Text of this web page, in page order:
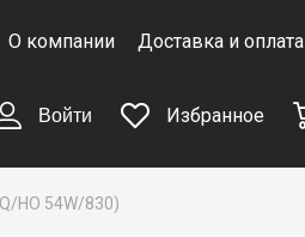
О компании Доставка и оплата
Войти Избранное
HO 54W/830)